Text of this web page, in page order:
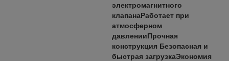
электромагнитного
клапанаРаботает при
атмосферном
давленииПрочная
конструкция Безопасная и
быстрая загрузкаЭкономия